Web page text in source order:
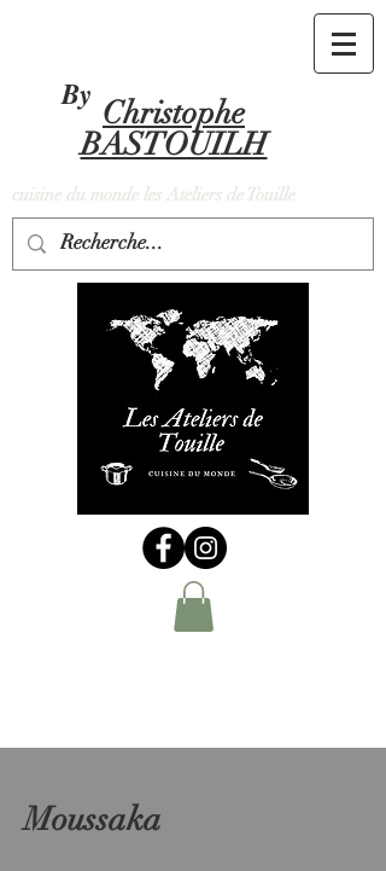
By
Christophe
BASTOUILH
cuisine du monde les Ateliers de Touille
Moussaka